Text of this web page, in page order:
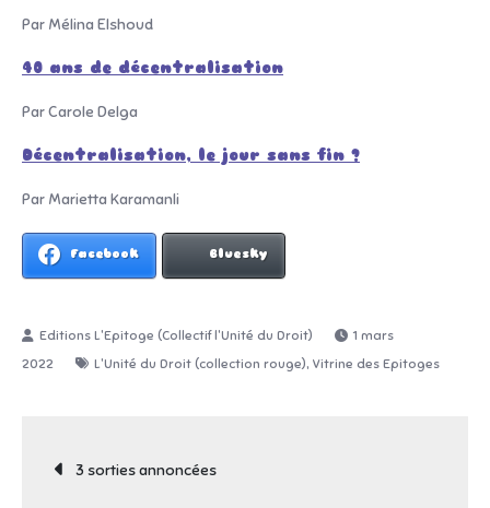
Par Mélina Elshoud
40 ans de décentralisation
Par Carole Delga
Décentralisation, le jour sans fin ?
Par Marietta Karamanli
Facebook Bluesky
1 mars
2022
L'Unité du Droit (collection rouge), Vitrine des Epitoges
Navigation
3 sorties annoncées